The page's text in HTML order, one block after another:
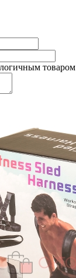
товаром